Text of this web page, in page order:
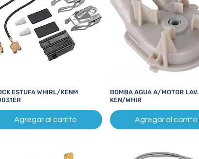
Vista rápida
ESTUFA WHIRL/KENM
Agregar al carrito
Vista rápida
BOMBA AGUA A/MOTOR LAV.
KEN/WHIR
Agregar al carrito